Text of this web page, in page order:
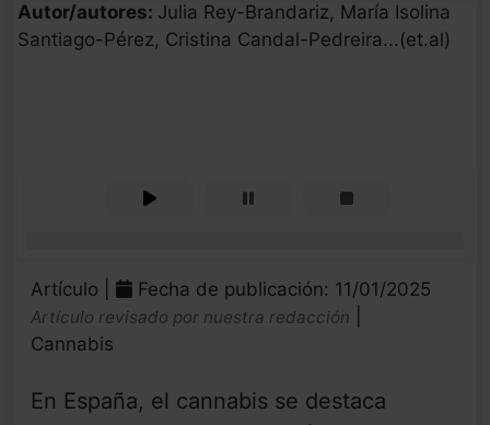
Autor/autores: Julia Rey-Brandariz, María Isolina
Santiago-Pérez, Cristina Candal-Pedreira...(et.al)
Artículo | Fecha de publicación: 11/01/2025
Artículo revisado por nuestra redacción
Cannabis
En España, el cannabis se destaca